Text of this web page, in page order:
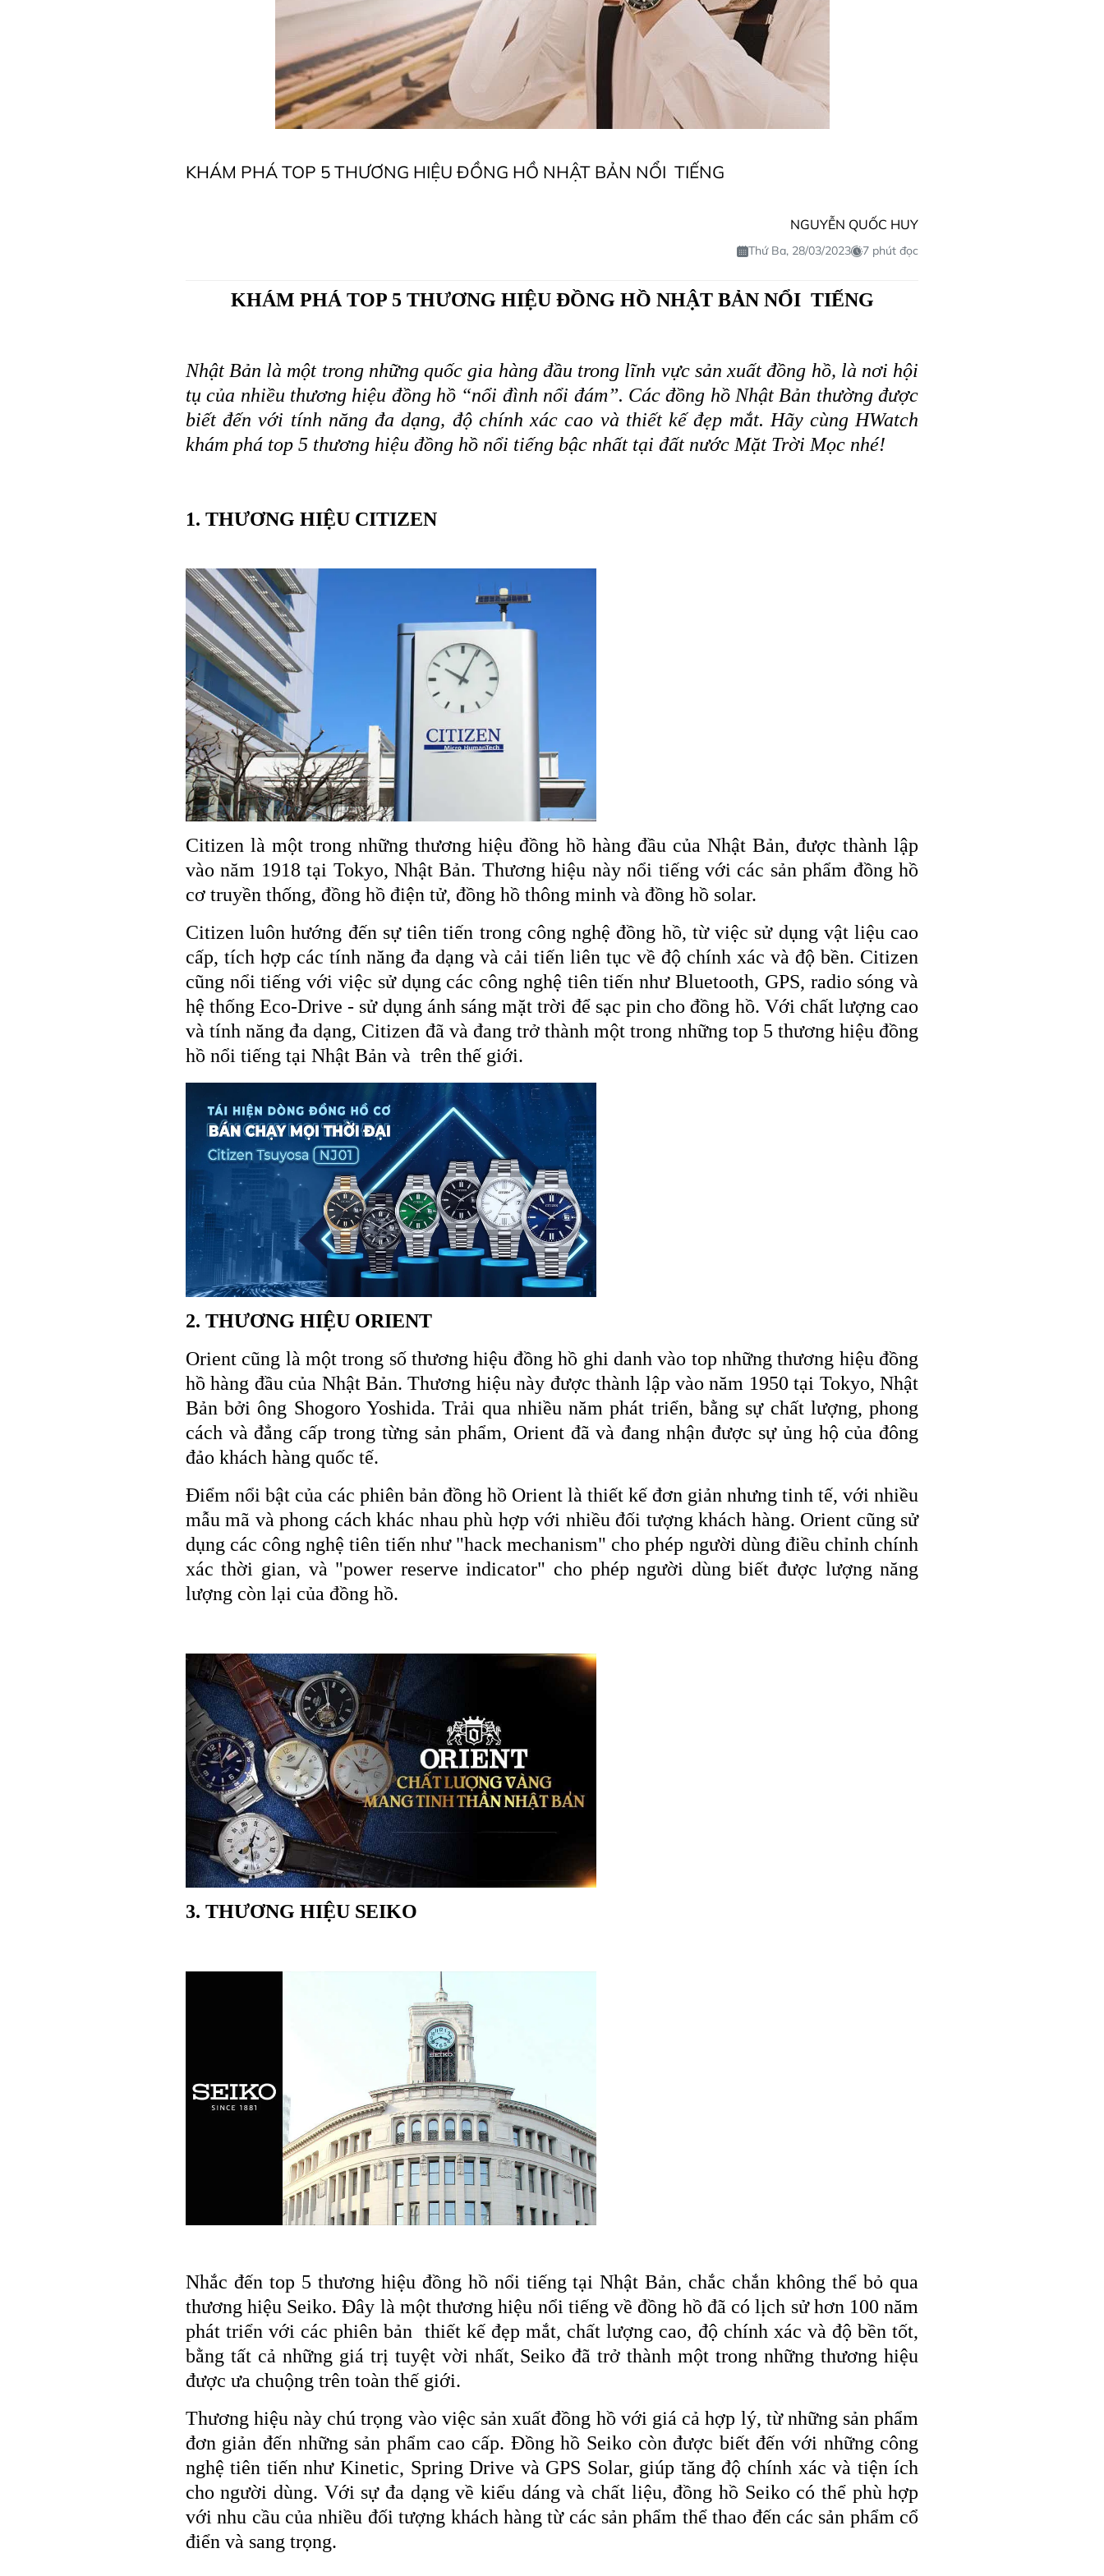
KHÁM PHÁ TOP 5 THƯƠNG HIỆU ĐỒNG HỒ NHẬT BẢN NỔI TIẾNG
NGUYỄN QUỐC HUY
Thứ Ba, 28/03/2023 7 phút đọc
KHÁM PHÁ TOP 5 THƯƠNG HIỆU ĐỒNG HỒ NHẬT BẢN NỔI TIẾNG
Nhật Bản là một trong những quốc gia hàng đầu trong lĩnh vực sản xuất đồng hồ, là nơi hội
tụ của nhiều thương hiệu đồng hồ “nổi đình nổi đám”. Các đồng hồ Nhật Bản thường được
biết đến với tính năng đa dạng, độ chính xác cao và thiết kế đẹp mắt. Hãy cùng HWatch
khám phá top 5 thương hiệu đồng hồ nổi tiếng bậc nhất tại đất nước Mặt Trời Mọc nhé!
1. THƯƠNG HIỆU CITIZEN
Citizen là một trong những thương hiệu đồng hồ hàng đầu của Nhật Bản, được thành lập
vào năm 1918 tại Tokyo, Nhật Bản. Thương hiệu này nổi tiếng với các sản phẩm đồng hồ
cơ truyền thống, đồng hồ điện tử, đồng hồ thông minh và đồng hồ solar.
Citizen luôn hướng đến sự tiên tiến trong công nghệ đồng hồ, từ việc sử dụng vật liệu cao
cấp, tích hợp các tính năng đa dạng và cải tiến liên tục về độ chính xác và độ bền. Citizen
cũng nổi tiếng với việc sử dụng các công nghệ tiên tiến như Bluetooth, GPS, radio sóng và
hệ thống Eco-Drive - sử dụng ánh sáng mặt trời để sạc pin cho đồng hồ. Với chất lượng cao
và tính năng đa dạng, Citizen đã và đang trở thành một trong những top 5 thương hiệu đồng
hồ nổi tiếng tại Nhật Bản và trên thế giới.
2. THƯƠNG HIỆU ORIENT
Orient cũng là một trong số thương hiệu đồng hồ ghi danh vào top những thương hiệu đồng
hồ hàng đầu của Nhật Bản. Thương hiệu này được thành lập vào năm 1950 tại Tokyo, Nhật
Bản bởi ông Shogoro Yoshida. Trải qua nhiều năm phát triển, bằng sự chất lượng, phong
cách và đẳng cấp trong từng sản phẩm, Orient đã và đang nhận được sự ủng hộ của đông
đảo khách hàng quốc tế.
Điểm nổi bật của các phiên bản đồng hồ Orient là thiết kế đơn giản nhưng tinh tế, với nhiều
mẫu mã và phong cách khác nhau phù hợp với nhiều đối tượng khách hàng. Orient cũng sử
dụng các công nghệ tiên tiến như "hack mechanism" cho phép người dùng điều chỉnh chính
xác thời gian, và "power reserve indicator" cho phép người dùng biết được lượng năng
lượng còn lại của đồng hồ.
3. THƯƠNG HIỆU SEIKO
Nhắc đến top 5 thương hiệu đồng hồ nổi tiếng tại Nhật Bản, chắc chắn không thể bỏ qua
thương hiệu Seiko. Đây là một thương hiệu nổi tiếng về đồng hồ đã có lịch sử hơn 100 năm
phát triển với các phiên bản thiết kế đẹp mắt, chất lượng cao, độ chính xác và độ bền tốt,
bằng tất cả những giá trị tuyệt vời nhất, Seiko đã trở thành một trong những thương hiệu
được ưa chuộng trên toàn thế giới.
Thương hiệu này chú trọng vào việc sản xuất đồng hồ với giá cả hợp lý, từ những sản phẩm
đơn giản đến những sản phẩm cao cấp. Đồng hồ Seiko còn được biết đến với những công
nghệ tiên tiến như Kinetic, Spring Drive và GPS Solar, giúp tăng độ chính xác và tiện ích
cho người dùng. Với sự đa dạng về kiểu dáng và chất liệu, đồng hồ Seiko có thể phù hợp
với nhu cầu của nhiều đối tượng khách hàng từ các sản phẩm thể thao đến các sản phẩm cổ
điển và sang trọng.